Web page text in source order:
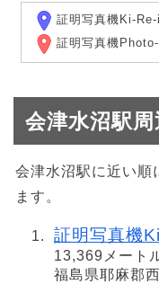
証明写真機Ki-Re-i
証明写真機
会津水沼駅
会津水沼駅に近い順
ます。
証明写真機
13,369メート
福島県耶麻郡